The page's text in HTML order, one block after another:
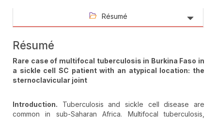
Résumé
Résumé
Rare case of multifocal tuberculosis in Burkina Faso in
a sickle cell SC patient with an atypical location: the
sternoclavicular joint
Introduction. Tuberculosis and sickle cell disease are
common in sub-Saharan Africa. Multifocal tuberculosis,